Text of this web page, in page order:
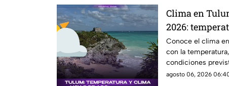
Clima en
2026:
tiempo y
Conoce el clima
con la
condiciones
agosto 06, 2026